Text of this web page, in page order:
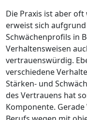
Die Praxis ist aber oft
erweist sich
Schwächenprofils in
Verhaltensweisen
vertrauenswürdig.
verschiedene
Stärken- und
des Vertrauens hat
Komponente.